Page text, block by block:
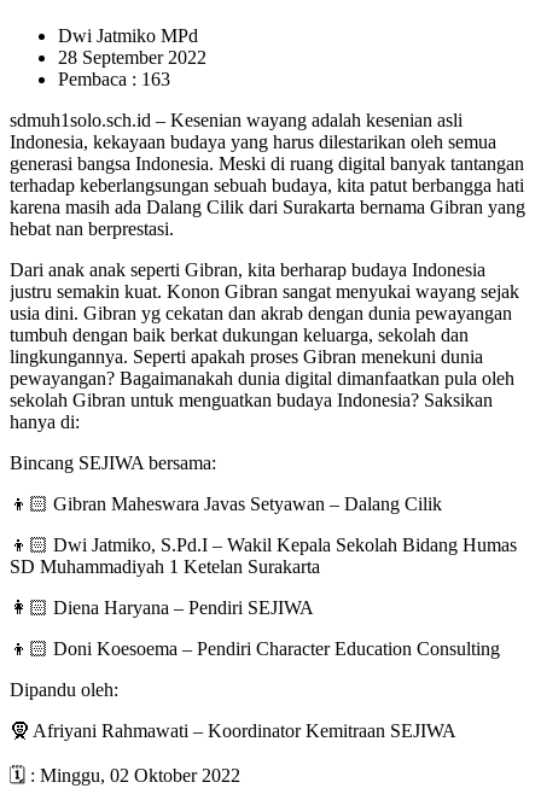
Dwi Jatmiko MPd
28 September 2022
Pembaca : 163
sdmuh1solo.sch.id – Kesenian wayang adalah kesenian asli
Indonesia, kekayaan budaya yang harus dilestarikan oleh semua
generasi bangsa Indonesia. Meski di ruang digital banyak tantangan
terhadap keberlangsungan sebuah budaya, kita patut berbangga hati
karena masih ada Dalang Cilik dari Surakarta bernama Gibran yang
hebat nan berprestasi.
Dari anak anak seperti Gibran, kita berharap budaya Indonesia
justru semakin kuat. Konon Gibran sangat menyukai wayang sejak
usia dini. Gibran yg cekatan dan akrab dengan dunia pewayangan
tumbuh dengan baik berkat dukungan keluarga, sekolah dan
lingkungannya. Seperti apakah proses Gibran menekuni dunia
pewayangan? Bagaimanakah dunia digital dimanfaatkan pula oleh
sekolah Gibran untuk menguatkan budaya Indonesia? Saksikan
hanya di:
Bincang SEJIWA bersama:
👦🏻 Gibran Maheswara Javas Setyawan – Dalang Cilik
👦🏻 Dwi Jatmiko, S.Pd.I – Wakil Kepala Sekolah Bidang Humas
SD Muhammadiyah 1 Ketelan Surakarta
👩🏻 Diena Haryana – Pendiri SEJIWA
👦🏻 Doni Koesoema – Pendiri Character Education Consulting
Dipandu oleh:
🧕 Afriyani Rahmawati – Koordinator Kemitraan SEJIWA
🗓️ : Minggu, 02 Oktober 2022